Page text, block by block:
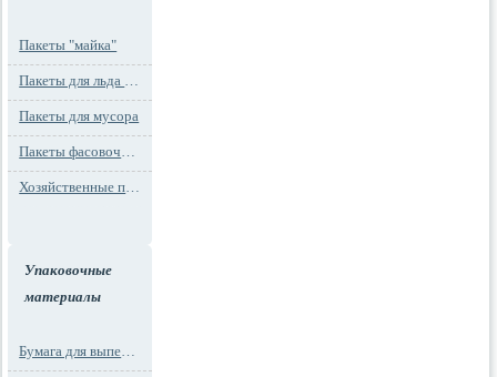
Пакеты "майка"
Пакеты для льда и заморозки
Пакеты для мусора
Пакеты фасовочные
Хозяйственные пакеты
Упаковочные
материалы
Бумага для выпечки